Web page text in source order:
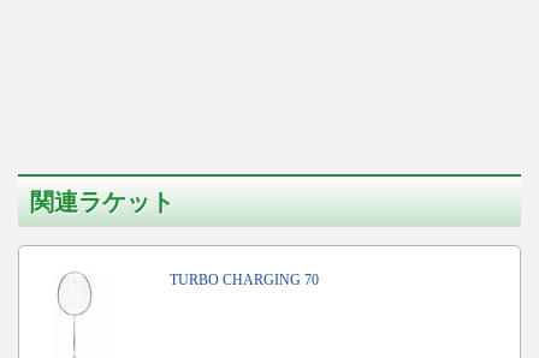
関連ラケット
TURBO CHARGING 70